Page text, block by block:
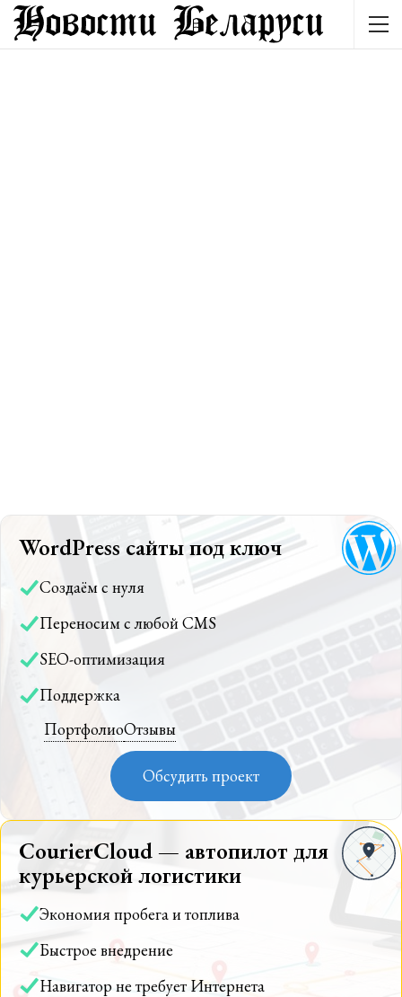
WordPress сайты под ключ
Создаём с нуля
Переносим с любой CMS
SEO-оптимизация
Поддержка
ПортфолиоОтзывы
Обсудить проект
CourierCloud — автопилот для
курьерской логистики
Экономия пробега и топлива
Быстрое внедрение
Навигатор не требует Интернета